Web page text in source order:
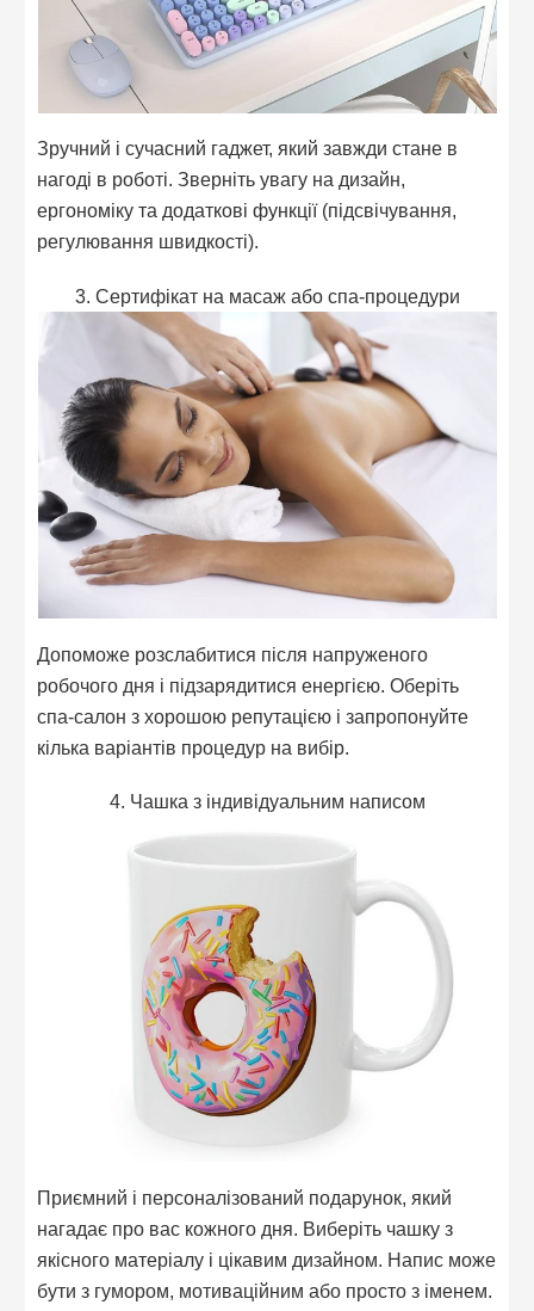
Зручний і сучасний гаджет, який завжди стане в
нагоді в роботі. Зверніть увагу на дизайн,
ергономіку та додаткові функції (підсвічування,
регулювання швидкості).
3. Сертифікат на масаж або спа-процедури
Допоможе розслабитися після напруженого
робочого дня і підзарядитися енергією. Оберіть
спа-салон з хорошою репутацією і запропонуйте
кілька варіантів процедур на вибір.
4. Чашка з індивідуальним написом
Приємний і персоналізований подарунок, який
нагадає про вас кожного дня. Виберіть чашку з
якісного матеріалу і цікавим дизайном. Напис може
бути з гумором, мотиваційним або просто з іменем.